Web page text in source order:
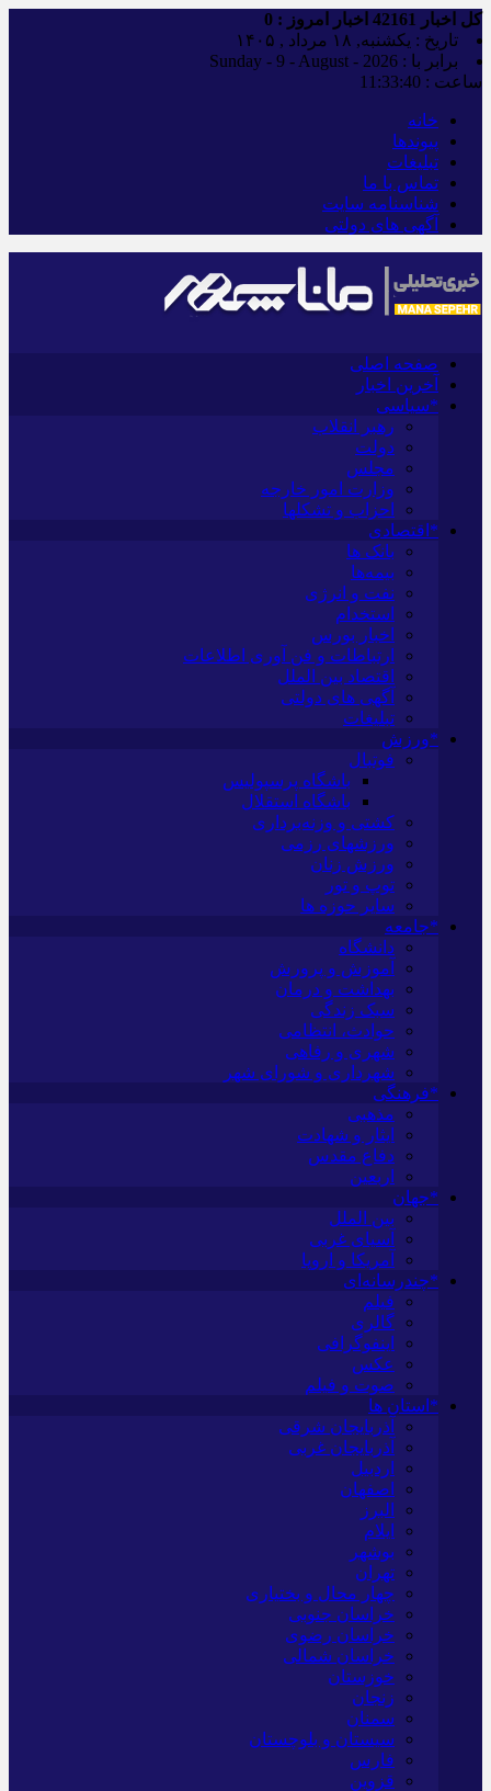
کل اخبار اخبار امروز : 0
تاریخ : یکشنبه, ۱۸ مرداد , ۱۴۰۵
برابر با : Sunday - 9 - August - 2026
ساعت : 11:33:41
خانه
پیوندها
تبلیغات
تماس با ما
شناسنامه سایت
آگهی های دولتی
صفحه اصلی
آخرین اخبار
*سیاسی
رهبر انقلاب
دولت
مجلس
وزارت امور خارجه
احزاب و تشکلها
*اقتصادی
بانک ها
بیمه‌ها
نفت و انرژی
استخدام
اخبار بورس
ارتباطات و فن آوری اطلاعات
اقتصاد بین الملل
آگهی های دولتی
تبلیغات
*ورزش
فوتبال
باشگاه پرسپولیس
باشگاه استقلال
کشتی و وزنه‌برداری
ورزشهای رزمی
ورزش زنان
توپ و تور
سایر حوزه ها
*جامعه
دانشگاه
آموزش و پرورش
بهداشت و درمان
سبک زندگی
حوادث، انتظامی
شهری و رفاهی
شهرداری و شورای شهر
*فرهنگی
مذهبی
ایثار و شهادت
دفاع مقدس
اربعین
*جهان
بین الملل
آسیای غربی
آمریکا و اروپا
*چندرسانه‌ای
فیلم
گالری
اینفوگرافی
عکس
صوت و فیلم
*استان ها
آذربایجان شرقی
آذربایجان غربی
اردبیل
اصفهان
البرز
ایلام
بوشهر
تهران
چهار محال و بختیاری
خراسان جنوبی
خراسان رضوی
خراسان شمالی
خوزستان
زنجان
سمنان
سیستان و بلوچستان
فارس
قزوین